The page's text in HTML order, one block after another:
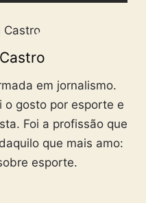
em jornalismo.
o gosto por esporte e
Foi a profissão que
que mais amo:
esporte.